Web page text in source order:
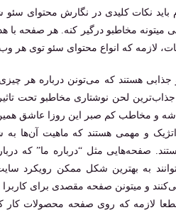
باید نکات کلیدی در نگارش محتوای
مخاطبو درگیر کنه. هر صفحه با
لازمه که انواع محتوای سئو توی هر وب
هستند که می‌تونن درباره هر
لحن نوشتاری مخاطبو تحت
و مخاطب کم صبر این روزا عاشق
و مهمی هستند که ماهیت آن‌ها به
صفحه‌هایی مثل “درباره ما” که
به بهترین شکل ممکن رویکرد
و میتونن صفحه مقصدی برای کاربرا
لازمه که روی صفحه محصولات کار